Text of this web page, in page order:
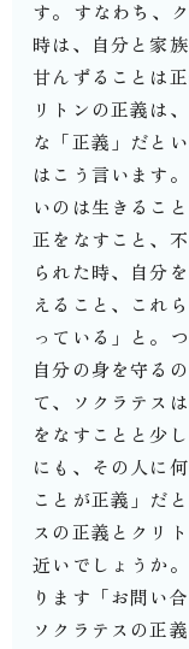
す。⁡すなわち、
時は、自分と家
甘んずることは
リトンの正義は
な「正義」だと
はこう言います
いのは生きるこ
正をなすこと、
られた時、自分
えること、これ
っている」と。⁡
自分の身を守る
て、ソクラテス
をなすことと少
にも、その人に
ことが正義」だ
スの正義とクリ
近いでしょうか
ります「お問い
ソクラテスの正